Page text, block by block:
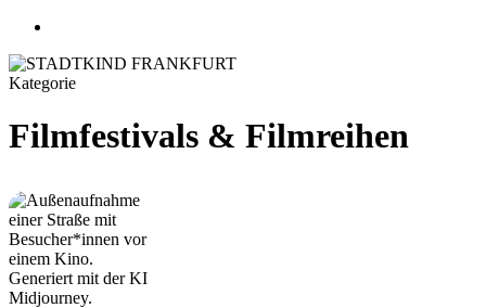
Kategorie
Filmfestivals & Filmreihen